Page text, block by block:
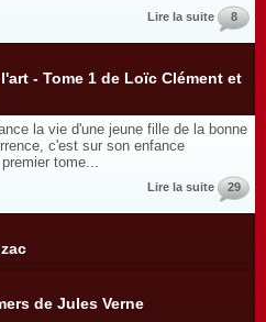
Lire la suite 8
- Tome 1 de Loïc Clément et
la vie d'une jeune fille de la bonne
c'est sur son enfance
tome...
Lire la suite 29
de Jules Verne